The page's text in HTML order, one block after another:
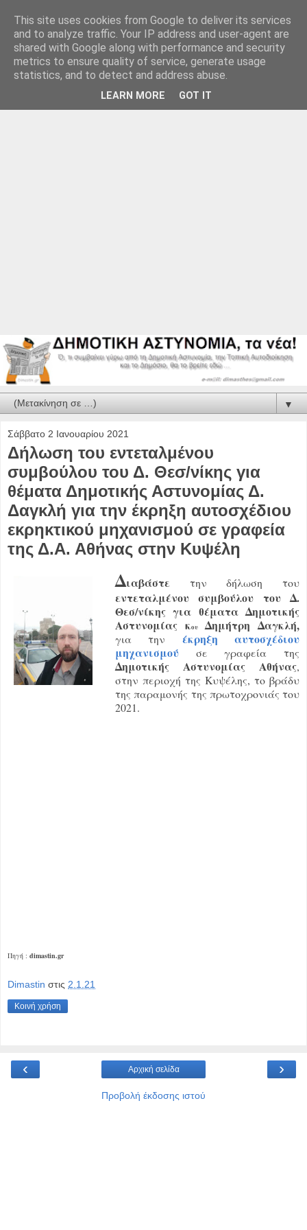
▼
Σάββατο 2 Ιανουαρίου 2021
Δήλωση του εντεταλμένου
συμβούλου του Δ. Θεσ/νίκης για
θέματα Δημοτικής Αστυνομίας Δ.
Δαγκλή για την έκρηξη αυτοσχέδιου
εκρηκτικού μηχανισμού σε γραφεία
της Δ.Α. Αθήνας στην Κυψέλη
Διαβάστε την δήλωση του
εντεταλμένου συμβούλου του Δ.
Θεσ/νίκης για θέματα Δημοτικής
Αστυνομίας κουΔημήτρη Δαγκλή,
για την έκρηξη αυτοσχέδιου
μηχανισμού σε γραφεία της
Δημοτικής Αστυνομίας Αθήνας,
στην περιοχή της Κυψέλης, το βράδυ
της παραμονής της πρωτοχρονιάς του
2021.
Πηγή : dimastin.gr
Dimastin στις 2.1.21
Κοινή χρήση
‹ ›
Αρχική σελίδα
Προβολή έκδοσης ιστού
This site uses cookies from Google to deliver its services
and to analyze traffic. Your IP address and user-agent are
shared with Google along with performance and security
metrics to ensure quality of service, generate usage
statistics, and to detect and address abuse.
LEARN MORE GOT IT